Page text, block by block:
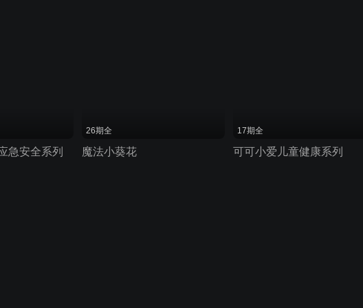
急安全系列
26期全
魔法小葵花
17期全
可可小爱儿童健康系列